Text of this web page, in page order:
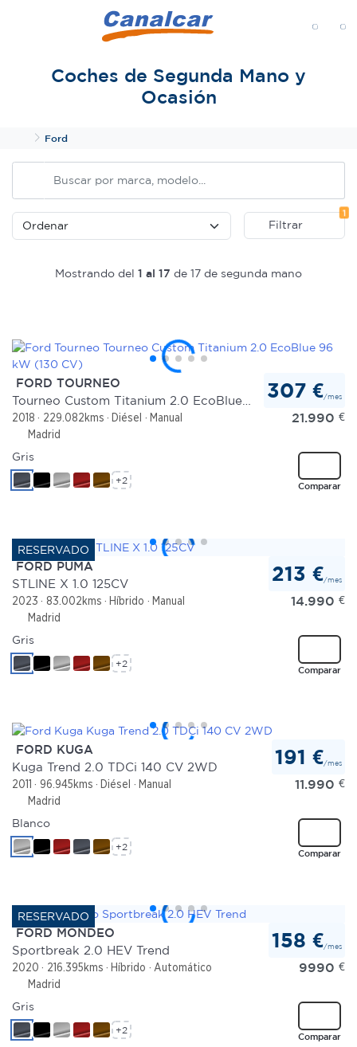
Coches de Segunda Mano y
Ocasión
InicioFord
Filtrar
1
Mostrando del 1 al 17 de 17 de segunda mano
FORD TOURNEO
2018 229.082kms Diésel
Manual
Madrid
307 €/mes
21.990 €
Comparar
Gris
+2
FORD PUMA
STLINE X 1.0 125CV
2023 83.002kms Híbrido
Manual
Madrid
213 €/mes
14.990 €
Comparar
Gris
+2
FORD KUGA
Kuga Trend 2.0 TDCi 140 CV 2WD
2011 96.945kms Diésel
Manual
Madrid
191 €/mes
11.990 €
Comparar
Blanco
+2
FORD MONDEO
Sportbreak 2.0 HEV Trend
2020 216.395kms Híbrido
Automático
Madrid
158 €/mes
9990 €
Comparar
Gris
+2